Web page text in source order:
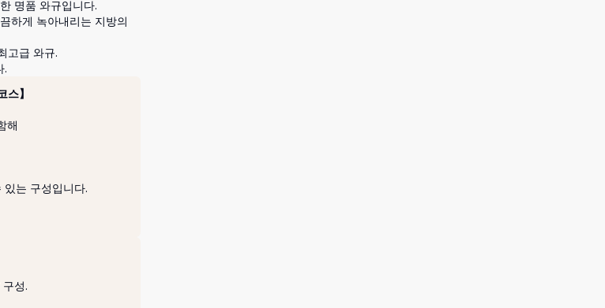
명품 와규입니다.
하게 녹아내리는 지방의
고급 와규.
】
해
는 구성입니다.
성.